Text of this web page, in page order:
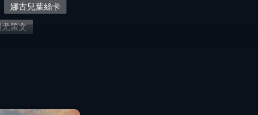
娜古兒葉絲卡
策文